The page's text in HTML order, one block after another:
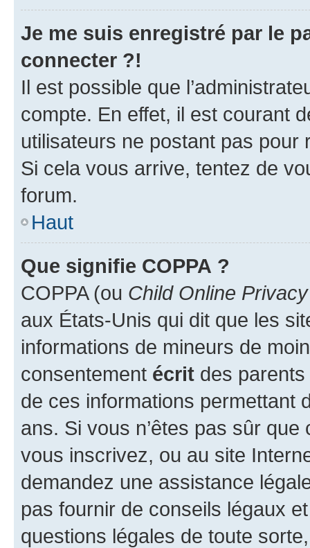
Je me suis enregistré par le
connecter ?!
Il est possible que
compte. En effet, il est courant
utilisateurs ne postant pas pour
Si cela vous arrive, tentez de
forum.
Haut
Que signifie COPPA ?
COPPA (ou Child Online
aux États-Unis qui dit que les
informations de mineurs de
consentement écrit des parents
de ces informations permettant
ans. Si vous n’êtes pas sûr
vous inscrivez, ou au site
demandez une assistance
pas fournir de conseils légaux
questions légales de toute